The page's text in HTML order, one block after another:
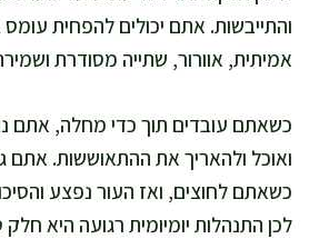
והתייבשות. אתם יכולים להפחית
אמיתית, אוורור, שתייה מסודרת
כשאתם עובדים תוך כדי מחלה, אתם
ואוכל ולהאריך את ההתאוששות. אתם
כשאתם לחוצים, ואז העור נפצע
לכן התנהלות יומיומית רגועה היא